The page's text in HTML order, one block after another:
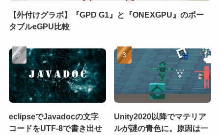
【外付けグラボ】『GPD G1』と『ONEXGPU』のポー
タブルeGPU比較
eclipseでJavadocの文字
コードをUTF-8で書き出せ
Unity2020以降でマテリア
ルが謎の青色に。原因は一